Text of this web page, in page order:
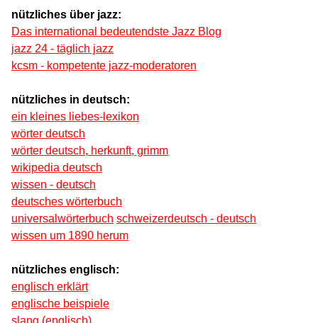
nützliches über jazz:
Das international bedeutendste Jazz Blog
jazz 24 - täglich jazz
kcsm - kompetente jazz-moderatoren
nützliches in deutsch:
ein kleines liebes-lexikon
wörter deutsch
wörter deutsch, herkunft, grimm
wikipedia deutsch
wissen - deutsch
deutsches wörterbuch
universalwörterbuch schweizerdeutsch - deutsch
wissen um 1890 herum
nützliches englisch:
englisch erklärt
englische beispiele
slang (englisch)